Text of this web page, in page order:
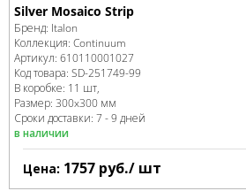
Silver Mosaico Strip
Бренд: Italon
Коллекция: Continuum
Артикул: 610110001027
Код товара: SD-251749-99
В коробке: 11 шт,
Размер: 300x300 мм
Сроки доставки: 7 - 9 дней
в наличии
Цена: 1757 руб./ шт